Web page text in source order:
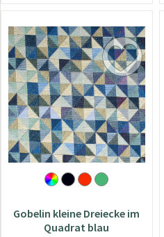
Gobelin kleine Dreiecke im
Quadrat blau